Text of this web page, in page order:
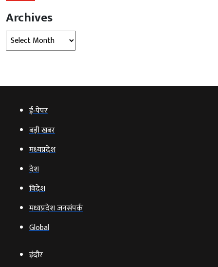
Archives
Archives
ई‑पेपर
बड़ी खबर
मध्‍यप्रदेश
देश
विदेश
मध्यप्रदेश जनसंपर्क
Global
इंदौर